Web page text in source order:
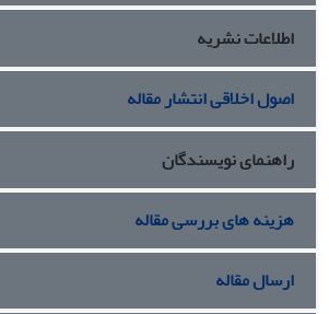
اطلاعات نشریه
اصول اخلاقی انتشار مقاله
راهنمای نویسندگان
هزینه های بررسی مقاله
ارسال مقاله